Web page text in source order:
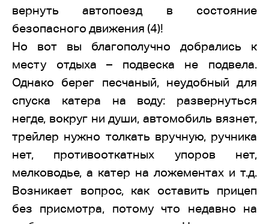
вернуть автопоезд в состояние
безопасного движения (4)!
Но вот вы благополучно добрались к
месту отдыха – подвеска не подвела.
Однако берег песчаный, неудобный для
спуска катера на воду: развернуться
негде, вокруг ни души, автомобиль вязнет,
трейлер нужно толкать вручную, ручника
нет, противооткатных упоров нет,
мелководье, а катер на ложементах и т.д.
Возникает вопрос, как оставить прицеп
без присмотра, потому что недавно на